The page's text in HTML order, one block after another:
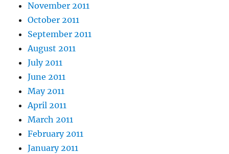
November 2011
October 2011
September 2011
August 2011
July 2011
June 2011
May 2011
April 2011
March 2011
February 2011
January 2011